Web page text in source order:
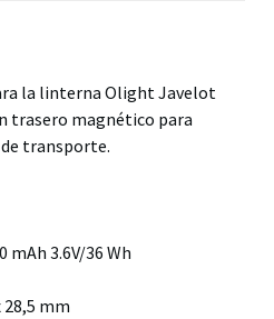
la linterna Olight Javelot
trasero magnético para
transporte.
mAh 3.6V/36 Wh
28,5 mm